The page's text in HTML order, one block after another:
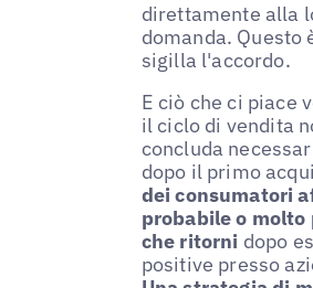
direttamente alla
domanda. Questo
sigilla l'accordo.
E ciò che ci piace
il ciclo di vendita
concluda
dopo il primo
dei consumatori
probabile o molto
che ritorni dopo
positive presso